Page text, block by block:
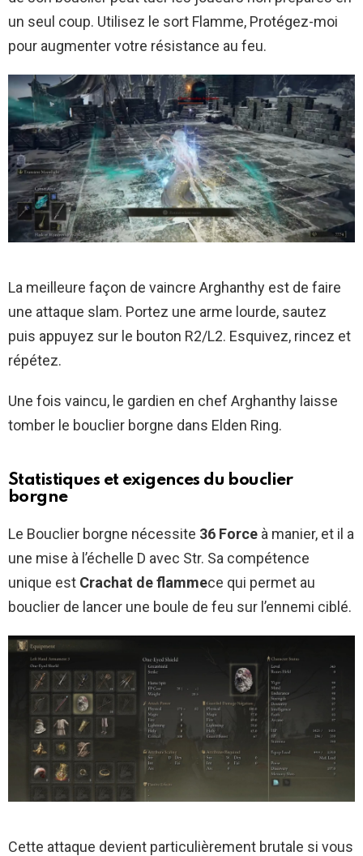
un seul coup. Utilisez le sort Flamme, Protégez-moi
pour augmenter votre résistance au feu.
La meilleure façon de vaincre Arghanthy est de faire
une attaque slam. Portez une arme lourde, sautez
puis appuyez sur le bouton R2/L2. Esquivez, rincez et
répétez.
Une fois vaincu, le gardien en chef Arghanthy laisse
tomber le bouclier borgne dans Elden Ring.
Statistiques et exigences du bouclier
borgne
Le Bouclier borgne nécessite 36 Force à manier, et il a
une mise à l’échelle D avec Str. Sa compétence
unique est Crachat de flammece qui permet au
bouclier de lancer une boule de feu sur l’ennemi ciblé.
Cette attaque devient particulièrement brutale si vous